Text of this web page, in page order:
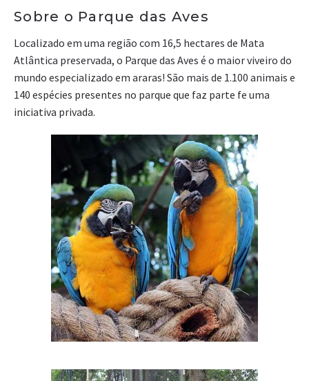
Sobre o Parque das Aves
Localizado em uma região com 16,5 hectares de Mata
Atlântica preservada, o Parque das Aves é o maior viveiro do
mundo especializado em araras! São mais de 1.100 animais e
140 espécies presentes no parque que faz parte fe uma
iniciativa privada.